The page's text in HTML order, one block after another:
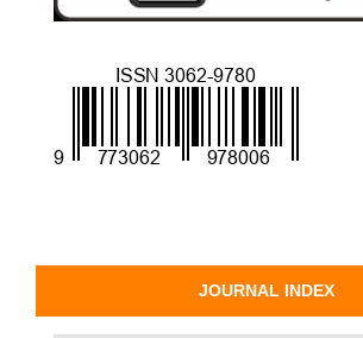
JOURNAL INDEX